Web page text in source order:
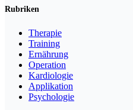
Rubriken
Therapie
Training
Ernährung
Operation
Kardiologie
Applikation
Psychologie